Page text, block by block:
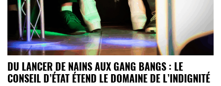
DU LANCER DE NAINS AUX GANG BANGS : LE
CONSEIL D’ÉTAT ÉTEND LE DOMAINE DE L’INDIGNITÉ